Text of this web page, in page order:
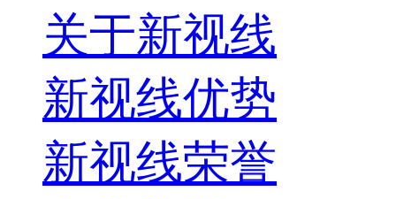
关于新视线
新视线优势
新视线荣誉